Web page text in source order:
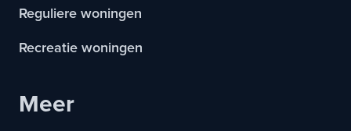
Reguliere woningen
Recreatie woningen
Meer